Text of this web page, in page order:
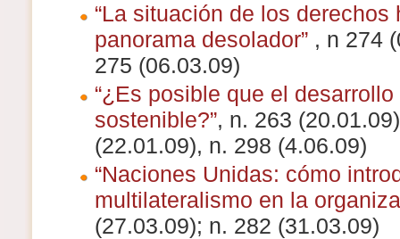
“La situación de los derechos
panorama desolador”, n 274
275 (06.03.09)
“¿Es posible que el desarrollo
sostenible?”, n. 263
(22.01.09), n. 298 (4.06.09)
“Naciones Unidas: cómo
multilateralismo en la
(27.03.09); n. 282 (31.03.09)